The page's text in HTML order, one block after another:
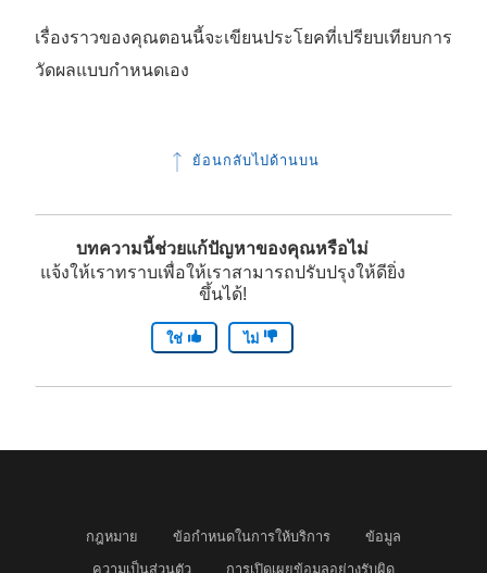
เรื่องราวของคุณตอนนี้จะเขียนประโยคที่เปรียบเทียบการ
วัดผลแบบกำหนดเอง
ย้อนกลับไปด้านบน
บทความนี้ช่วยแก้ปัญหาของคุณหรือไม่
แจ้งให้เราทราบเพื่อให้เราสามารถปรับปรุงให้ดียิ่ง
ขึ้นได้!
ใช่ ไม่
กฎหมาย ข้อกำหนดในการให้บริการ
ข้อมูล
ความเป็นส่วนตัว
การเปิดเผยข้อมูลอย่างรับผิด